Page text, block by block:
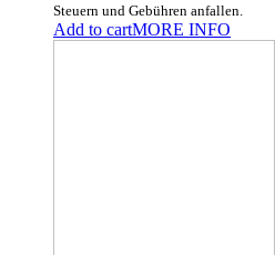
Steuern und Gebühren anfallen.
Add to cartMORE INFO